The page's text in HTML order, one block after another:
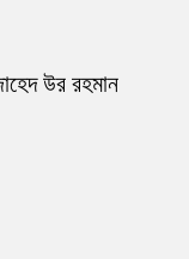
উর রহমান